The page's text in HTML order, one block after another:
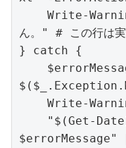
ん。" # この行は実
} catch {